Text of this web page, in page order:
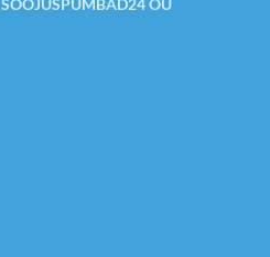
SOOJUSPUMBAD24 OÜ